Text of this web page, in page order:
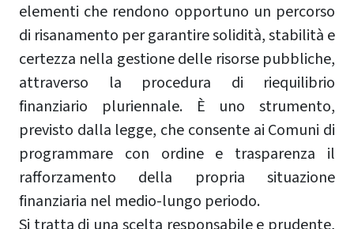
elementi che rendono opportuno un percorso
di risanamento per garantire solidità, stabilità e
certezza nella gestione delle risorse pubbliche,
attraverso la procedura di riequilibrio
finanziario pluriennale. È uno strumento,
previsto dalla legge, che consente ai Comuni di
programmare con ordine e trasparenza il
rafforzamento della propria situazione
finanziaria nel medio-lungo periodo.